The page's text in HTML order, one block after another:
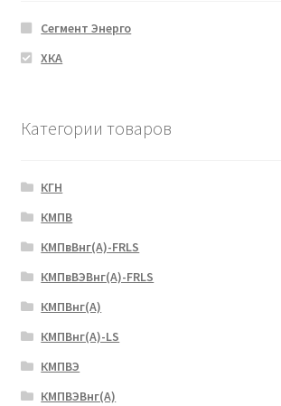
Сегмент Энерго
ХКА
Категории товаров
КГН
КМПВ
КМПвВнг(А)-FRLS
КМПвВЭВнг(А)-FRLS
КМПВнг(А)
КМПВнг(А)-LS
КМПВЭ
КМПВЭBнг(А)